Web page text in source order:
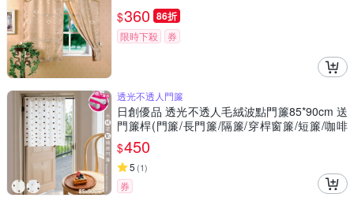
$360 86折
限時下殺 券
透光不透人門簾
日創優品 透光不透人毛絨波點門簾85*90cm 送
門簾桿(門簾/長門簾/隔簾/穿桿窗簾/短簾/咖啡
簾)
$450
5 (1)
券